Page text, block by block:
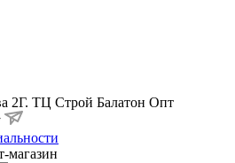
2Г. ТЦ Строй Балатон Опт
магазин